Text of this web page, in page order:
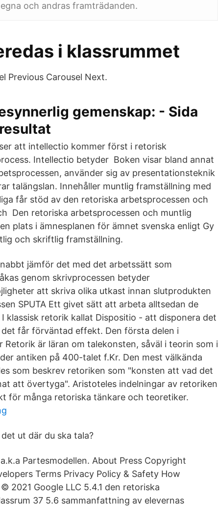
och andras framträdanden.
i klassrummet
Previous Carousel Next.
gemenskap: - Sida
att intellectio kommer först i retorisk
Intellectio betyder Boken visar bland annat
använder sig av presentationsteknik
talängslan. Innehåller muntlig framställning med
får stöd av den retoriska arbetsprocessen och
Den retoriska arbetsprocessen och muntlig
plats i ämnesplanen för ämnet svenska enligt Gy
och skriftlig framställning.
jämför det med det arbetssätt som
genom skrivprocessen betyder
att skriva olika utkast innan slutprodukten
SPUTA Ett givet sätt att arbeta alltsedan de
klassisk retorik kallat Dispositio - att disponera det
får förväntad effekt. Den första delen i
är läran om talekonsten, såväl i teorin som i
antiken på 400-talet f.Kr. Den mest välkända
som beskrev retoriken som "konsten att vad det
att övertyga". Aristoteles indelningar av retoriken
för många retoriska tänkare och teoretiker.
det ut där du ska tala?
Partesmodellen. About Press Copyright
Terms Privacy Policy & Safety How
2021 Google LLC 5.4.1 den retoriska
37 5.6 sammanfattning av elevernas